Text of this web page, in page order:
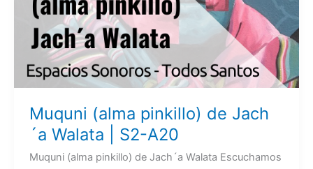
Muquni (alma pinkillo) de Jach
´a Walata | S2-A20
Muquni (alma pinkillo) de Jach´a Walata Escuchamos